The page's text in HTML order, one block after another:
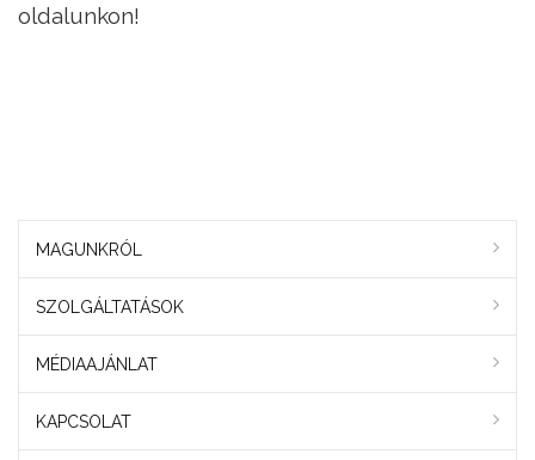
oldalunkon!
MAGUNKRÓL
SZOLGÁLTATÁSOK
MÉDIAAJÁNLAT
KAPCSOLAT